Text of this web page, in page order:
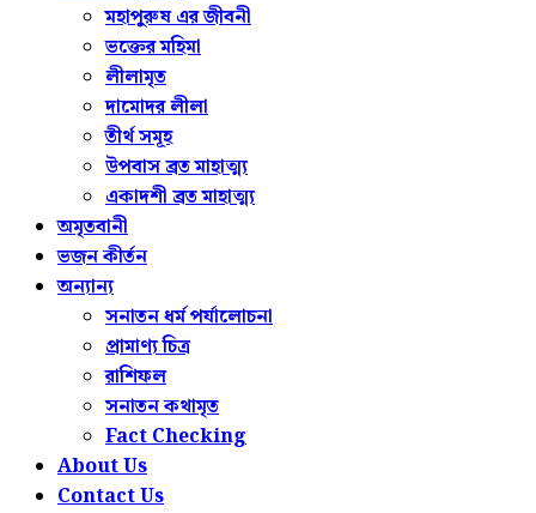
মহাপুরুষ এর জীবনী
ভক্তের মহিমা
লীলামৃত
দামোদর লীলা
তীর্থ সমূহ
উপবাস ব্রত মাহাত্ম্য
একাদশী ব্রত মাহাত্ম্য
অমৃতবানী
ভজন কীর্তন
অন্যান্য
সনাতন ধর্ম পর্যালোচনা
প্রামাণ্য চিত্র
রাশিফল
সনাতন কথামৃত
Fact Checking
About Us
Contact Us